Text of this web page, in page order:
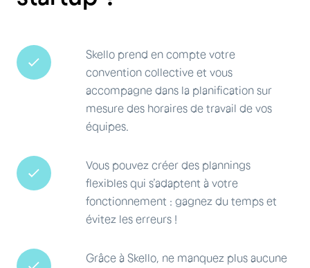
Skello prend en compte votre
convention collective et vous
accompagne dans la planification sur
mesure des horaires de travail de vos
équipes.
Vous pouvez créer des plannings
flexibles qui s’adaptent à votre
fonctionnement : gagnez du temps et
évitez les erreurs !
Grâce à Skello, ne manquez plus aucune